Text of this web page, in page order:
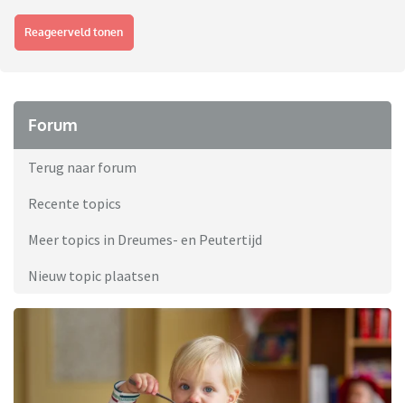
Reageerveld tonen
Forum
Terug naar forum
Recente topics
Meer topics in Dreumes- en Peutertijd
Nieuw topic plaatsen